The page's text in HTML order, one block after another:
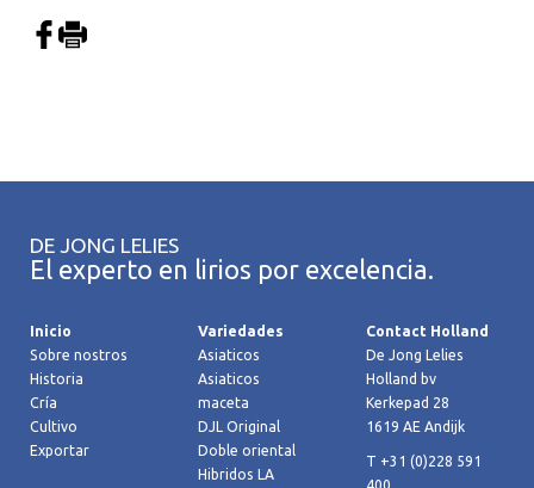
DE JONG LELIES
El experto en lirios por excelencia.
Inicio
Sobre nostros
Historia
Cría
Cultivo
Exportar
Variedades
Asiaticos
Asiaticos
maceta
DJL Original
Doble oriental
Hibridos LA
Contact Holland
De Jong Lelies
Holland bv
Kerkepad 28
1619 AE Andijk
T +31 (0)228 591